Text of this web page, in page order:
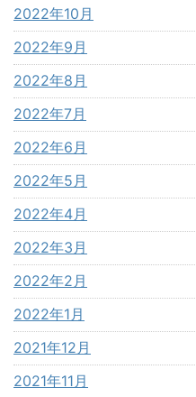
2022年10月
2022年9月
2022年8月
2022年7月
2022年6月
2022年5月
2022年4月
2022年3月
2022年2月
2022年1月
2021年12月
2021年11月